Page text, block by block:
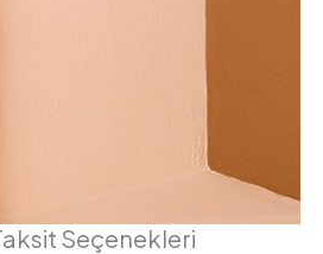
Seçenekleri